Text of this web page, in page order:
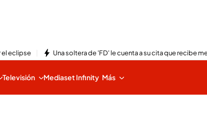
el eclipse Una soltera de 'FD' le cuenta a su cita que recibe
Televisión Mediaset Infinity Más